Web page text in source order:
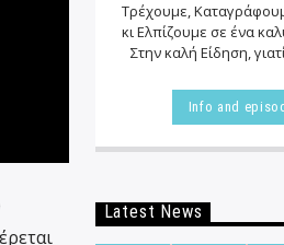
Τρέχουμε,
κι Ελπίζουμε σε ένα
Στην καλή Είδηση,
καθημερινότητας
περισσότερες
Info and
Latest News